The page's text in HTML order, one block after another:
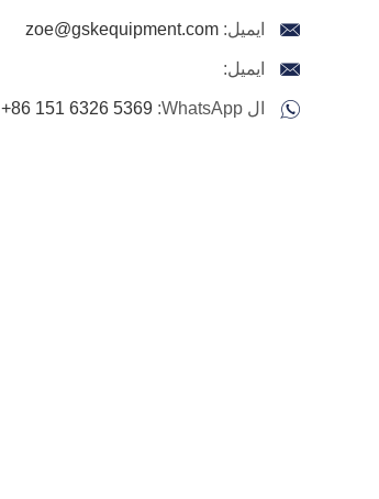
ايميل: zoe@gskequipment.com
ايميل:
ال WhatsApp: +86 151 6326 5369